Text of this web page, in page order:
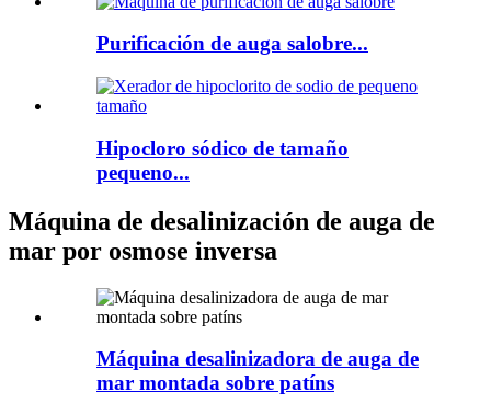
Purificación de auga salobre...
Hipocloro sódico de tamaño
pequeno...
Máquina de desalinización de auga de
mar por osmose inversa
Máquina desalinizadora de auga de
mar montada sobre patíns